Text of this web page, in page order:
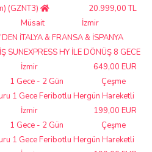
(GZNT3)
20.999,00 TL
İzmir
Müsait
İTALYA & FRANSA & İSPANYA
SUNEXPRESS HY İLE DÖNÜŞ 8 GECE
649,00 EUR
İzmir
1 Gece - 2 Gün
Çeşme
1 Gece Feribotlu Hergün Hareketli
199,00 EUR
İzmir
1 Gece - 2 Gün
Çeşme
1 Gece Feribotlu Hergün Hareketli